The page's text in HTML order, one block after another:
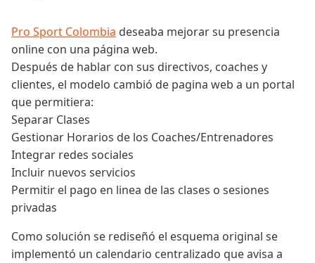
Pro Sport Colombia deseaba mejorar su presencia
online con una página web.
Después de hablar con sus directivos, coaches y
clientes, el modelo cambió de pagina web a un portal
que permitiera:
Separar Clases
Gestionar Horarios de los Coaches/Entrenadores
Integrar redes sociales
Incluir nuevos servicios
Permitir el pago en linea de las clases o sesiones
privadas
Como solución se rediseñó el esquema original se
implementó un calendario centralizado que avisa a